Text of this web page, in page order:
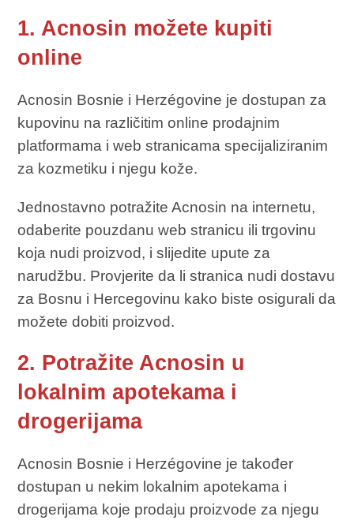
1. Acnosin možete kupiti
online
Acnosin Bosnie i Herzégovine je dostupan za
kupovinu na različitim online prodajnim
platformama i web stranicama specijaliziranim
za kozmetiku i njegu kože.
Jednostavno potražite Acnosin na internetu,
odaberite pouzdanu web stranicu ili trgovinu
koja nudi proizvod, i slijedite upute za
narudžbu. Provjerite da li stranica nudi dostavu
za Bosnu i Hercegovinu kako biste osigurali da
možete dobiti proizvod.
2. Potražite Acnosin u
lokalnim apotekama i
drogerijama
Acnosin Bosnie i Herzégovine je također
dostupan u nekim lokalnim apotekama i
drogerijama koje prodaju proizvode za njegu